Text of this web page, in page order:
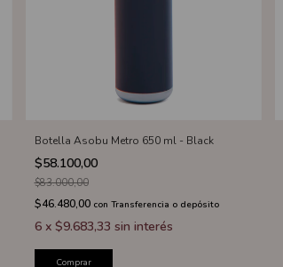
Botella Asobu Metro 650 ml - Black
$58.100,00
$83.000,00
$46.480,00 con Transferencia o depósito
6 x $9.683,33 sin interés
Comprar